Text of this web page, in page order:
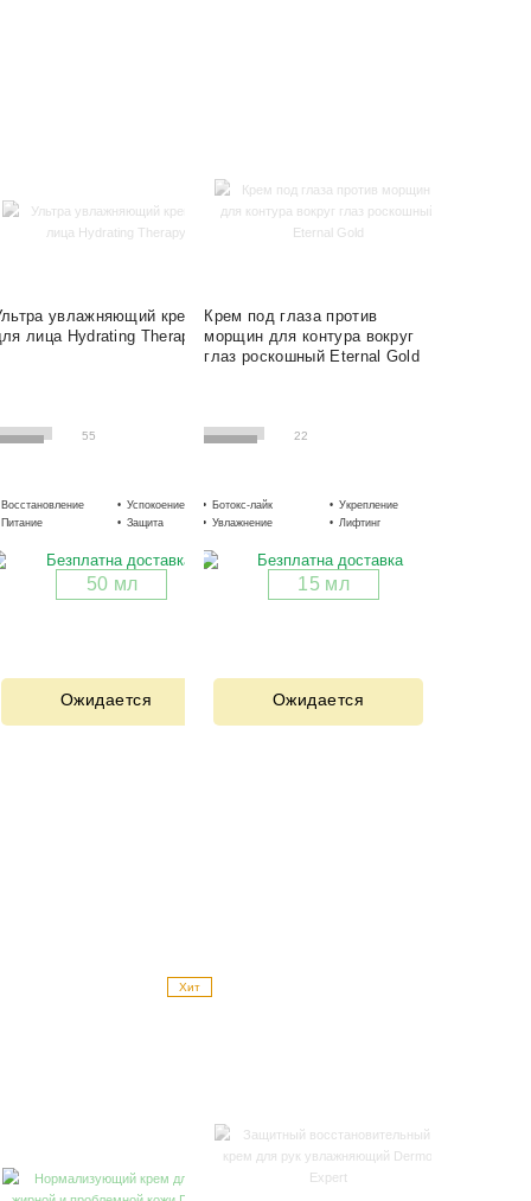
увлажняющий крем
лица Hydrating Therapy
55
Восстановление
Питание
Успокоение
Защита
Увлажнение
Сглаживание
50 мл
Ожидается
Крем под глаза против
морщин для контура вокруг
глаз роскошный Eternal Gold
22
Ботокс-лайк
Увлажнение
Укрепление
Лифтинг
15 мл
Ожидается
Хит